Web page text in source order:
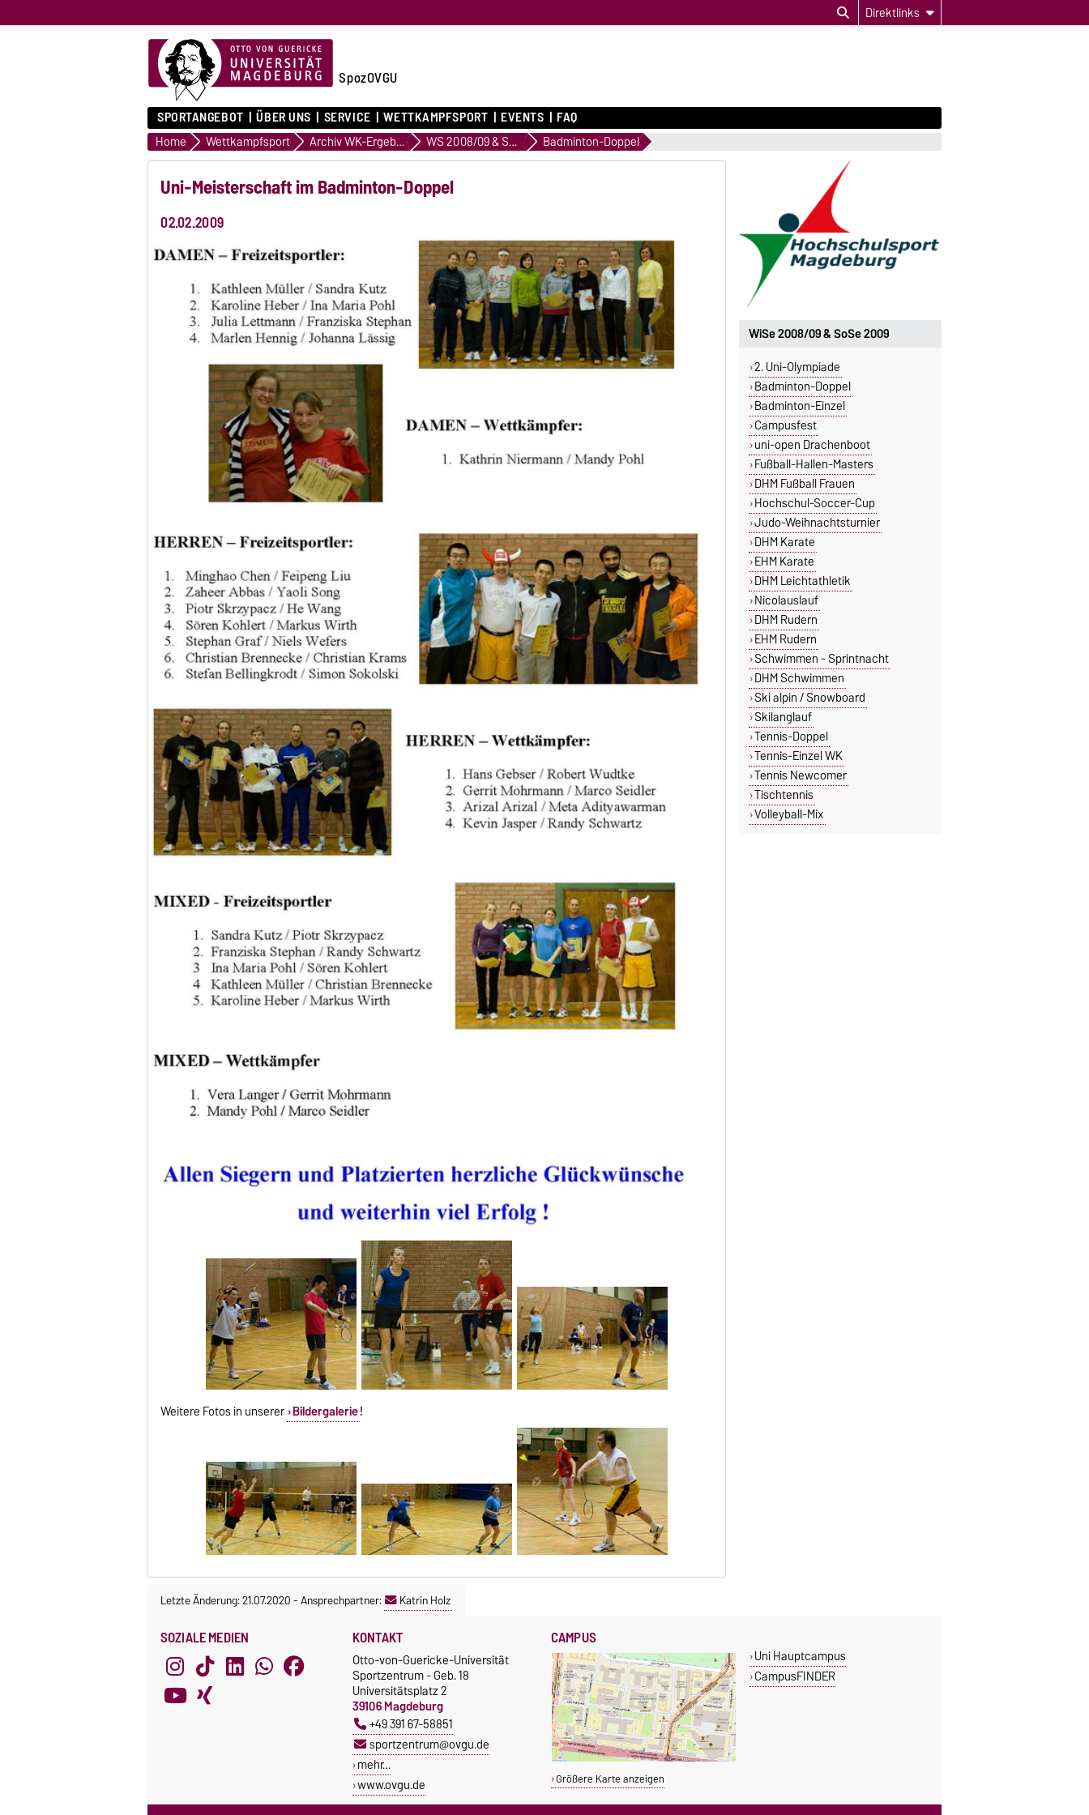
Direktlinks
SpozOVGU
SPORTANGEBOT ÜBER UNS SERVICE WETTKAMPFSPORT EVENTS FAQ
Home Wettkampfsport Archiv WK-Ergebnisse WS 2008/09 & SS 2009 Badminton-Doppel
Uni-Meisterschaft im Badminton-Doppel
02.02.2009
Weitere Fotos in unserer Bildergalerie!
WiSe 2008/09 & SoSe 2009
2. Uni-Olympiade
Badminton-Doppel
Badminton-Einzel
Campusfest
uni-open Drachenboot
Fußball-Hallen-Masters
DHM Fußball Frauen
Hochschul-Soccer-Cup
Judo-Weihnachtsturnier
DHM Karate
EHM Karate
DHM Leichtathletik
Nicolauslauf
DHM Rudern
EHM Rudern
Schwimmen - Sprintnacht
DHM Schwimmen
Ski alpin / Snowboard
Skilanglauf
Tennis-Doppel
Tennis-Einzel WK
Tennis Newcomer
Tischtennis
Volleyball-Mix
Letzte Änderung: 21.07.2020-Ansprechpartner: Katrin Holz
SOZIALE MEDIEN KONTAKT
Otto-von-Guericke-Universität
Sportzentrum - Geb. 18
Universitätsplatz 2
39106 Magdeburg
+49 391 67-58851
sportzentrum@ovgu.de
mehr…
www.ovgu.de
CAMPUS
Größere Karte anzeigen
Uni Hauptcampus
CampusFINDER